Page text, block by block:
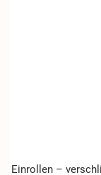
Einrollen –